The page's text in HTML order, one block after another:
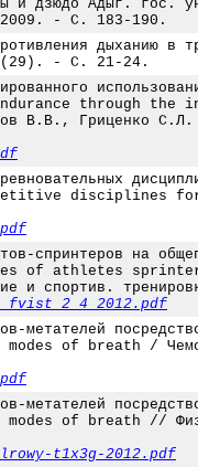
и дзюдо Адыг.
2009. - С. 183-190.
дыханию
(29). - С. 21-24.
endurance through
В.В., Гриценко
disciplines
спринтеров на
of athletes
и спортив.
метателей
of breath /
метателей
of breath //
t1x3g-2012.pdf